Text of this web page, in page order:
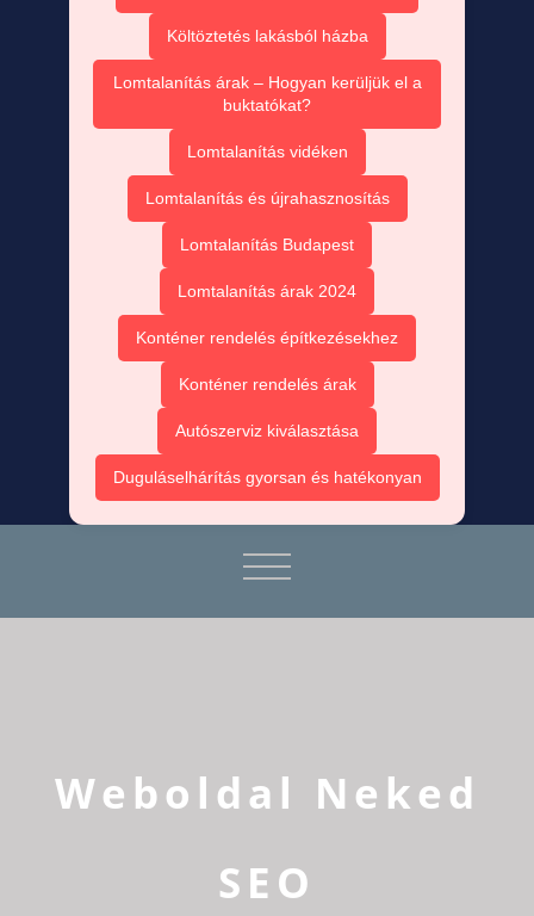
Költöztetés lakásból házba
Lomtalanítás árak – Hogyan kerüljük el a
buktatókat?
Lomtalanítás vidéken
Lomtalanítás és újrahasznosítás
Lomtalanítás Budapest
Lomtalanítás árak 2024
Konténer rendelés építkezésekhez
Konténer rendelés árak
Autószerviz kiválasztása
Duguláselhárítás gyorsan és hatékonyan
Weboldal Neked
SEO